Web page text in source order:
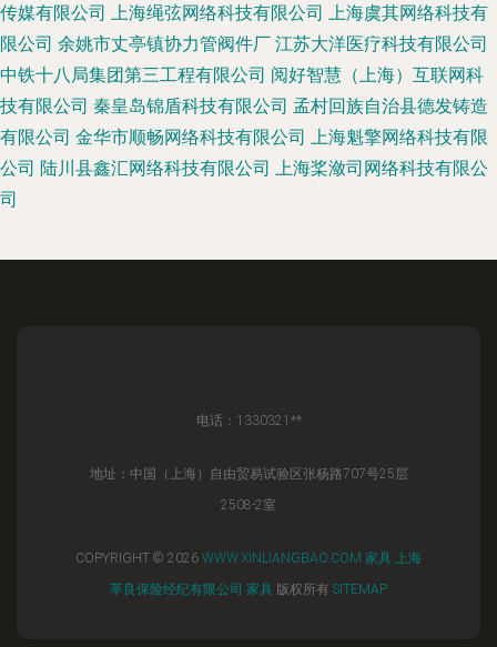
传媒有限公司
上海绳弦网络科技有限公司
上海虞其网络科技有
限公司 余姚市丈亭镇协力管阀件厂 江苏大洋医疗科技有限公司
中铁十八局集团第三工程有限公司 阅好智慧（上海）互联网科
技有限公司 秦皇岛锦盾科技有限公司 孟村回族自治县德发铸造
有限公司 金华市顺畅网络科技有限公司
上海魁擎网络科技有限
公司 陆川县鑫汇网络科技有限公司
上海桨潋司网络科技有限公
司
电话：1330321**
地址：中国（上海）自由贸易试验区张杨路707号25层
2508-2室
COPYRIGHT © 2026 WWW.XINLIANGBAO.COM 家具
上海
莘良保险经纪有限公司 家具 版权所有 SITEMAP